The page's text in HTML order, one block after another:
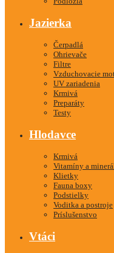
Jazierka
Čerpadlá
Ohrievače
Filtre
Vzduchovacie
UV zariadenia
Krmivá
Preparáty
Testy
Hlodavce
Krmivá
Vitamíny a
Klietky
Fauna boxy
Podstielky
Voditka a postroje
Príslušenstvo
Vtáci